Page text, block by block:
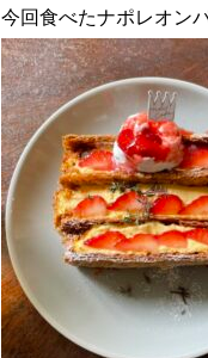
今回食べたナポレオン